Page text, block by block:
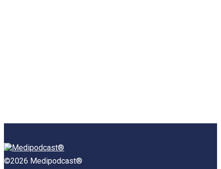
©2026 Medipodcast®